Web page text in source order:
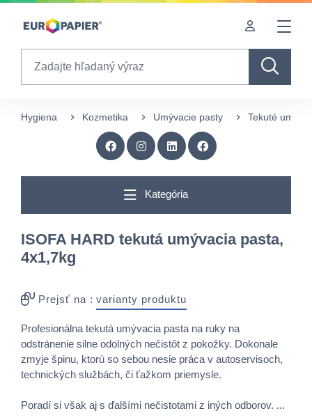
Table Of Content
Doplnkové produkty
Zaujímavé produkty pre Vás
Hygiena Kozmetika Umývacie pasty Tekuté
Kategória
ISOFA HARD tekutá umývacia pasta,
4x1,7kg
Prejsť na : varianty produktu
Profesionálna tekutá umývacia pasta na ruky na
odstránenie silne odolných nečistôt z pokožky. Dokonale
zmyje špinu, ktorú so sebou nesie práca v autoservisoch,
technických službách, či ťažkom priemysle.
Poradí si však aj s ďalšími nečistotami z iných odborov. ...